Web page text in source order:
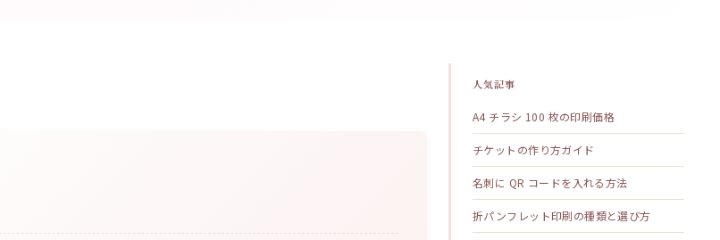
人気記事
A4 チラシ 100 枚の印刷価格
チケットの作り方ガイド
名刺に QR コードを入れる方法
折パンフレット印刷の種類と選び方